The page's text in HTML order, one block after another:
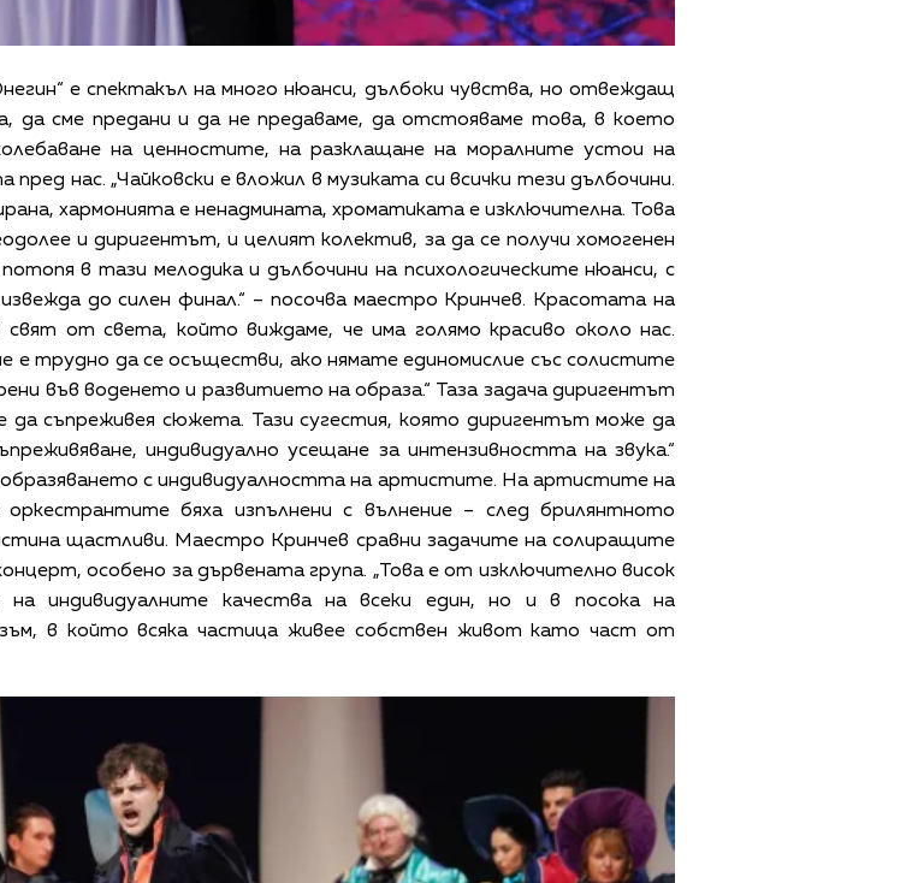
е спектакъл на много нюанси, дълбоки чувства, но отвеждащ
да сме предани и да не предаваме, да отстояваме това, в което
на ценностите, на разклащане на моралните устои на
нас. „Чайковски е вложил в музиката си всички тези дълбочини.
хармонията е ненадмината, хроматиката е изключителна. Това
и диригентът, и целият колектив, за да се получи хомогенен
в тази мелодика и дълбочини на психологическите нюанси, с
до силен финал.“ – посочва маестро Кринчев. Красотата на
от света, който виждаме, че има голямо красиво около нас.
е трудно да се осъществи, ако нямате единомислие със солистите
във воденето и развитието на образа.“ Таза задача диригентът
да съпреживея сюжета. Тази сугестия, която диригентът може да
индивидуално усещане за интензивността на звука.“
с индивидуалността на артистите. На артистите на
бяха изпълнени с вълнение – след брилянтното
щастливи. Маестро Кринчев сравни задачите на солиращите
особено за дървената група. „Това е от изключително висок
на индивидуалните качества на всеки един, но и в посока на
в който всяка частица живее собствен живот като част от